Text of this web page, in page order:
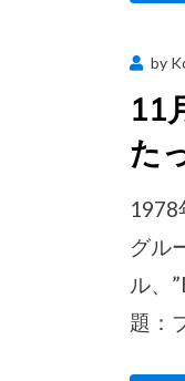
by
11
た
1978
グル
ル、
題：